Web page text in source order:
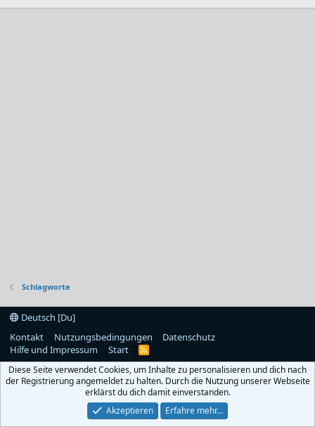
Schlagworte
Deutsch [Du]
Kontakt
Nutzungsbedingungen
Datenschutz
Hilfe und Impressum
Start
R
S
Diese Seite verwendet Cookies, um Inhalte zu personalisieren und dich nach
der Registrierung angemeldet zu halten. Durch die Nutzung unserer Webseite
erklärst du dich damit einverstanden.
Akzeptieren
Erfahre mehr…